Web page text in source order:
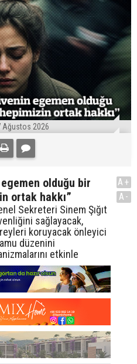
Ağustos 2026
olduğu bir
ortak hakkı”
Sekreteri Sinem Şığıt
sağlayacak,
koruyacak önleyici
düzenini
etkinle
A+
A-